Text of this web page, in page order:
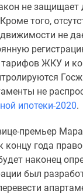
не
того,
не
тарифов ЖКУ и
не
ипотеки-2020.
премьер
концу года
наконец
был